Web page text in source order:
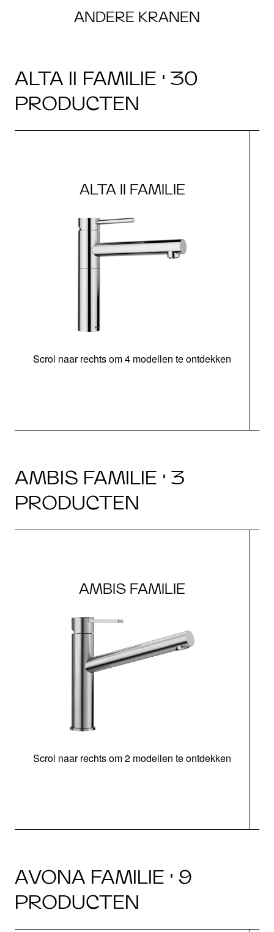
ANDERE KRANEN
ALTA II FAMILIE · 30
PRODUCTEN
ALTA II FAMILIE
Scrol naar rechts om 4 modellen te ontdekken
AMBIS FAMILIE · 3
PRODUCTEN
AMBIS FAMILIE
Scrol naar rechts om 2 modellen te ontdekken
AVONA FAMILIE · 9
PRODUCTEN